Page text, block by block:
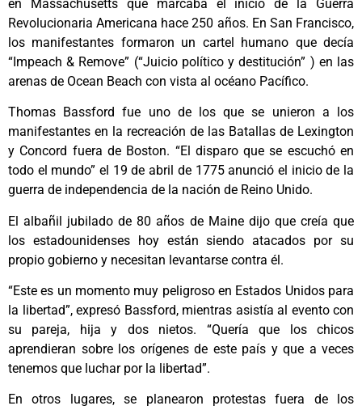
en Massachusetts que marcaba el inicio de la Guerra
Revolucionaria Americana hace 250 años. En San Francisco,
los manifestantes formaron un cartel humano que decía
“Impeach & Remove” (“Juicio político y destitución” ) en las
arenas de Ocean Beach con vista al océano Pacífico.
Thomas Bassford fue uno de los que se unieron a los
manifestantes en la recreación de las Batallas de Lexington
y Concord fuera de Boston. “El disparo que se escuchó en
todo el mundo” el 19 de abril de 1775 anunció el inicio de la
guerra de independencia de la nación de Reino Unido.
El albañil jubilado de 80 años de Maine dijo que creía que
los estadounidenses hoy están siendo atacados por su
propio gobierno y necesitan levantarse contra él.
“Este es un momento muy peligroso en Estados Unidos para
la libertad”, expresó Bassford, mientras asistía al evento con
su pareja, hija y dos nietos. “Quería que los chicos
aprendieran sobre los orígenes de este país y que a veces
tenemos que luchar por la libertad”.
En otros lugares, se planearon protestas fuera de los